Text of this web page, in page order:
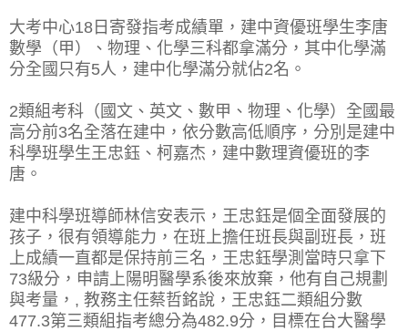
大考中心18日寄發指考成績單，建中資優班學生李唐
數學（甲）、物理、化學三科都拿滿分，其中化學滿
分全國只有5人，建中化學滿分就佔2名。
2類組考科（國文、英文、數甲、物理、化學）全國最
高分前3名全落在建中，依分數高低順序，分別是建中
科學班學生王忠鈺、柯嘉杰，建中數理資優班的李
唐。
建中科學班導師林信安表示，王忠鈺是個全面發展的
孩子，很有領導能力，在班上擔任班長與副班長，班
上成績一直都是保持前三名，王忠鈺學測當時只拿下
73級分，申請上陽明醫學系後來放棄，他有自己規劃
與考量，, 教務主任蔡哲銘說，王忠鈺二類組分數
477.3第三類組指考總分為482.9分，目標在台大醫學